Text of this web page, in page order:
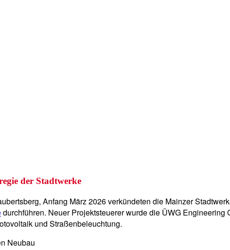
der Stadtwerke
Anfang März 2026 verkündeten die Mainzer
durchführen. Neuer Projektsteuerer wurde die ÜWG
und Straßenbeleuchtung.